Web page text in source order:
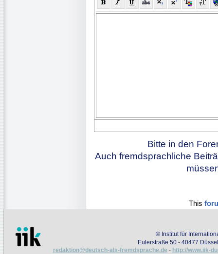
Bitte in den
Auch fremdsprachliche
This
© Institut für
Eulerstraße 50 - 40477
redaktion@deutsch-als-fremdsprache.de - http://www.iik-